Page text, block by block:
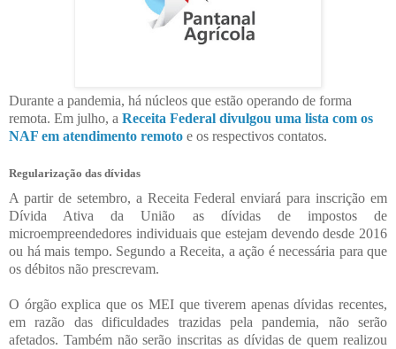
Durante a pandemia, há núcleos que estão operando de forma
remota. Em julho, a Receita Federal divulgou uma lista com os
NAF em atendimento remoto e os respectivos contatos.
Regularização das dívidas
A partir de setembro, a Receita Federal enviará para inscrição em
Dívida Ativa da União as dívidas de impostos de
microempreendedores individuais que estejam devendo desde 2016
ou há mais tempo. Segundo a Receita, a ação é necessária para que
os débitos não prescrevam.
O órgão explica que os MEI que tiverem apenas dívidas recentes,
em razão das dificuldades trazidas pela pandemia, não serão
afetados. Também não serão inscritas as dívidas de quem realizou